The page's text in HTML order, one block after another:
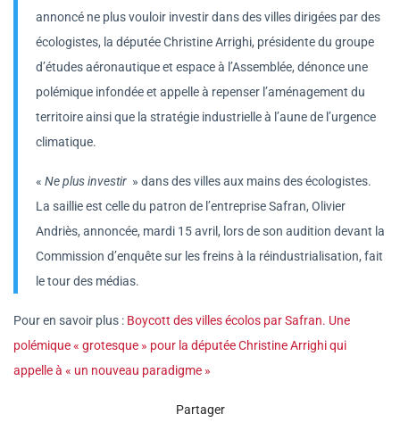
annoncé ne plus vouloir investir dans des villes dirigées par des
écologistes, la députée Christine Arrighi, présidente du groupe
d’études aéronautique et espace à l’Assemblée, dénonce une
polémique infondée et appelle à repenser l’aménagement du
territoire ainsi que la stratégie industrielle à l’aune de l’urgence
climatique.
« Ne plus investir » dans des villes aux mains des écologistes.
La saillie est celle du patron de l’entreprise Safran, Olivier
Andriès, annoncée, mardi 15 avril, lors de son audition devant la
Commission d’enquête sur les freins à la réindustrialisation, fait
le tour des médias.
Pour en savoir plus : Boycott des villes écolos par Safran. Une
polémique « grotesque » pour la députée Christine Arrighi qui
appelle à « un nouveau paradigme »
Partager